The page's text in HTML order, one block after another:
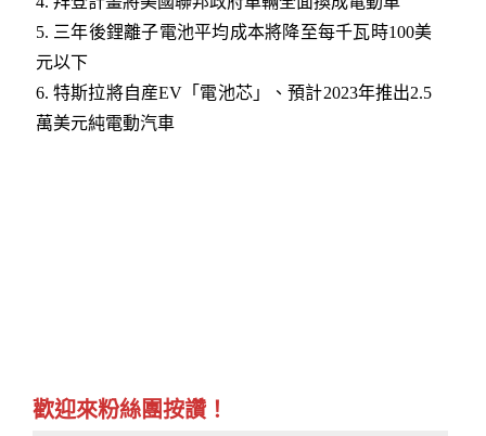
5. 三年後鋰離子電池平均成本將降至每千瓦時100美
元以下
6.特斯拉將自産EV「電池芯」、預計2023年推出2.5
萬美元純電動汽車
歡迎來粉絲團按讚！